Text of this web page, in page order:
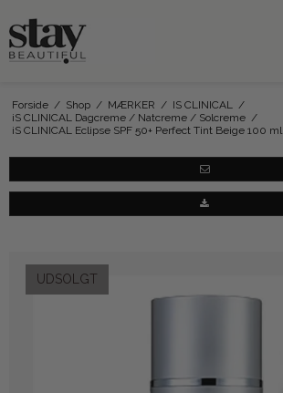
Forside / Shop / MÆRKER / IS CLINICAL /
iS CLINICAL Dagcreme / Natcreme / Solcreme /
iS CLINICAL Eclipse SPF 50+ Perfect Tint Beige 100 ml
UDSOLGT